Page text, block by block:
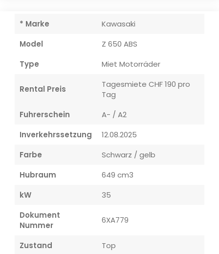
* Marke
Kawasaki
Model
Z 650 ABS
Type
Miet Motorräder
Rental Preis
Tagesmiete CHF 190 pro
Tag
Fuhrerschein
A- / A2
Inverkehrssetzung
12.08.2025
Farbe
Schwarz / gelb
Hubraum
649 cm3
kW
35
Dokument
Nummer
6XA779
Zustand Top